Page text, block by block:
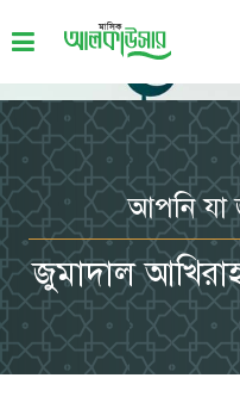
আপনি যা
জুমাদাল